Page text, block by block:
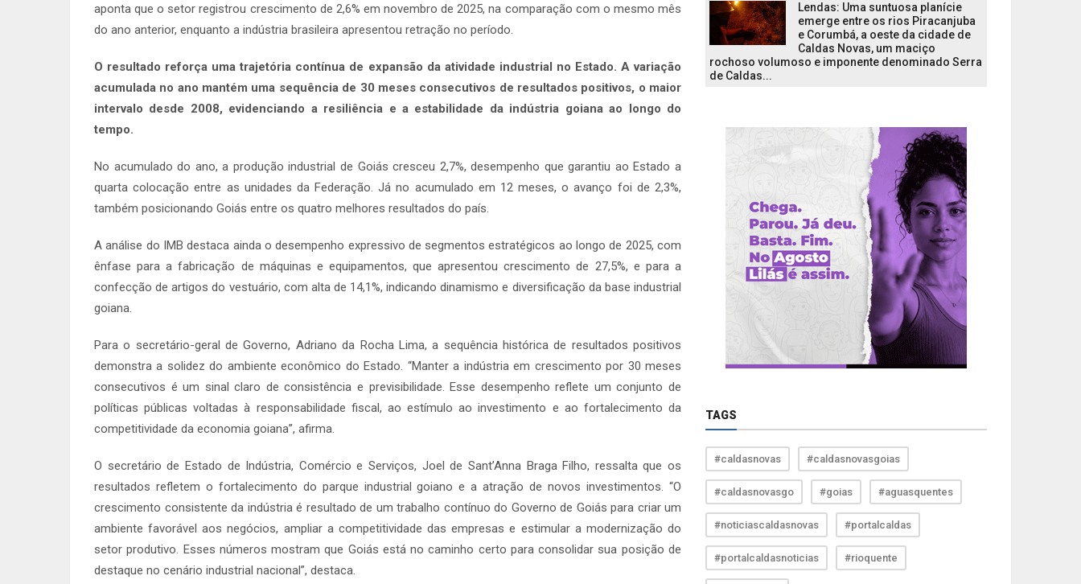
aponta que o setor registrou crescimento de 2,6% em novembro de 2025, na comparação com o mesmo mês
do ano anterior, enquanto a indústria brasileira apresentou retração no período.
O resultado reforça uma trajetória contínua de expansão da atividade industrial no Estado. A variação
acumulada no ano mantém uma sequência de 30 meses consecutivos de resultados positivos, o maior
intervalo desde 2008, evidenciando a resiliência e a estabilidade da indústria goiana ao longo do
tempo.
No acumulado do ano, a produção industrial de Goiás cresceu 2,7%, desempenho que garantiu ao Estado a
quarta colocação entre as unidades da Federação. Já no acumulado em 12 meses, o avanço foi de 2,3%,
também posicionando Goiás entre os quatro melhores resultados do país.
A análise do IMB destaca ainda o desempenho expressivo de segmentos estratégicos ao longo de 2025, com
ênfase para a fabricação de máquinas e equipamentos, que apresentou crescimento de 27,5%, e para a
confecção de artigos do vestuário, com alta de 14,1%, indicando dinamismo e diversificação da base industrial
goiana.
Para o secretário-geral de Governo, Adriano da Rocha Lima, a sequência histórica de resultados positivos
demonstra a solidez do ambiente econômico do Estado. “Manter a indústria em crescimento por 30 meses
consecutivos é um sinal claro de consistência e previsibilidade. Esse desempenho reflete um conjunto de
políticas públicas voltadas à responsabilidade fiscal, ao estímulo ao investimento e ao fortalecimento da
competitividade da economia goiana”, afirma.
O secretário de Estado de Indústria, Comércio e Serviços, Joel de Sant’Anna Braga Filho, ressalta que os
resultados refletem o fortalecimento do parque industrial goiano e a atração de novos investimentos. “O
crescimento consistente da indústria é resultado de um trabalho contínuo do Governo de Goiás para criar um
ambiente favorável aos negócios, ampliar a competitividade das empresas e estimular a modernização do
setor produtivo. Esses números mostram que Goiás está no caminho certo para consolidar sua posição de
destaque no cenário industrial nacional”, destaca.
Lendas: Uma suntuosa planície
emerge entre os rios Piracanjuba
e Corumbá, a oeste da cidade de
Caldas Novas, um maciço
rochoso volumoso e imponente denominado Serra
de Caldas...
TAGS
#caldasnovas #caldasnovasgoias
#caldasnovasgo #goias #aguasquentes
#noticiascaldasnovas #portalcaldas
#portalcaldasnoticias #rioquente